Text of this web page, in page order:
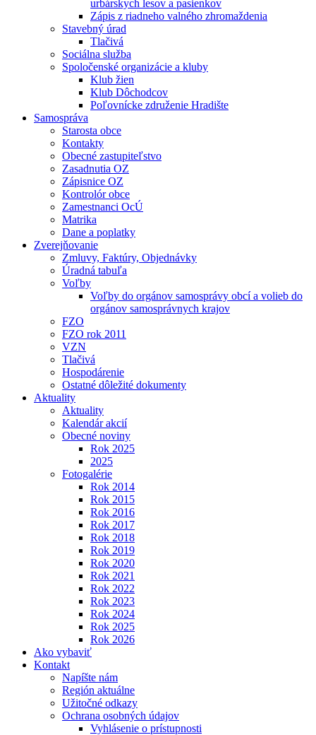
urbárskych lesov a pasienkov
Zápis z riadneho valného zhromaždenia
Stavebný úrad
Tlačivá
Sociálna služba
Spoločenské organizácie a kluby
Klub žien
Klub Dôchodcov
Poľovnícke združenie Hradište
Samospráva
Starosta obce
Kontakty
Obecné zastupiteľstvo
Zasadnutia OZ
Zápisnice OZ
Kontrolór obce
Zamestnanci OcÚ
Matrika
Dane a poplatky
Zverejňovanie
Zmluvy, Faktúry, Objednávky
Úradná tabuľa
Voľby
Voľby do orgánov samosprávy obcí a volieb do
orgánov samosprávnych krajov
FZO
FZO rok 2011
VZN
Tlačivá
Hospodárenie
Ostatné dôležité dokumenty
Aktuality
Aktuality
Kalendár akcií
Obecné noviny
Rok 2025
2025
Fotogalérie
Rok 2014
Rok 2015
Rok 2016
Rok 2017
Rok 2018
Rok 2019
Rok 2020
Rok 2021
Rok 2022
Rok 2023
Rok 2024
Rok 2025
Rok 2026
Ako vybaviť
Kontakt
Napíšte nám
Región aktuálne
Užitočné odkazy
Ochrana osobných údajov
Vyhlásenie o prístupnosti